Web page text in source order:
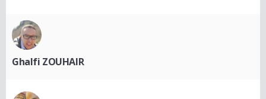
Ghalfi ZOUHAIR